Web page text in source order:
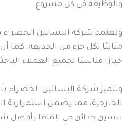
والوظيفة في كل مشروع.
وتعتمد شركة البساتين
مثاليًا لكل جزء من الحديقة. كما
خيارًا مناسبًا لجميع العملاء
وتتميز شركة البساتين الخضراء
الخارجية، مما يضمن استمرارية
تنسيق حدائق حي الملقا بأفضل